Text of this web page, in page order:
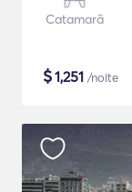
Catamarã
$1,251 /noite